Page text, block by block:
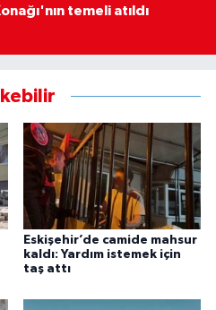
temeli atıldı
Eskişehir’de camide mahsur
kaldı: Yardım istemek için
taş attı